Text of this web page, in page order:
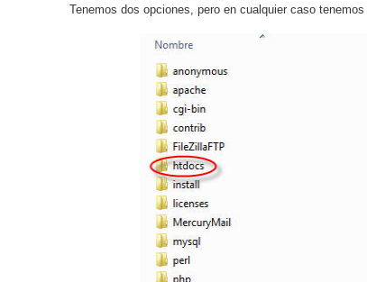
Tenemos dos opciones, pero en cualquier caso